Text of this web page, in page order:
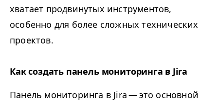
хватает продвинутых инструментов,
особенно для более сложных технических
проектов.
Как создать панель мониторинга в Jira
Панель мониторинга в Jira — это основной